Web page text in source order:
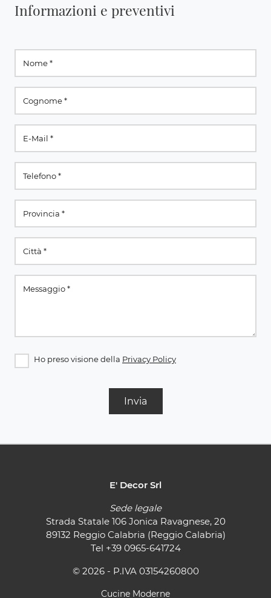
Informazioni e preventivi
Ho preso visione della Privacy Policy
Invia
E' Decor Srl
Sede legale
Strada Statale 106 Jonica Ravagnese, 20
89132 Reggio Calabria (Reggio Calabria)
Tel +39 0965-641724
© 2026 - P.IVA 03154260800
Cucine Moderne